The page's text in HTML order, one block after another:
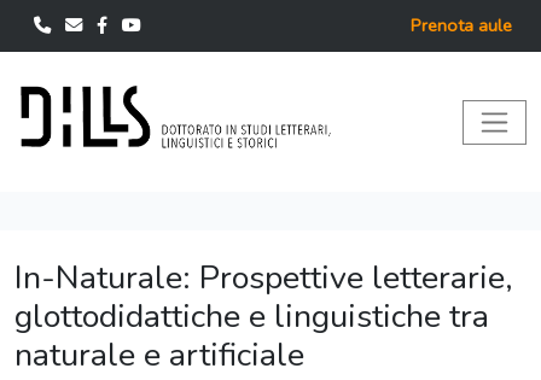
Prenota aule
In-Naturale: Prospettive letterarie,
glottodidattiche e linguistiche tra
naturale e artificiale